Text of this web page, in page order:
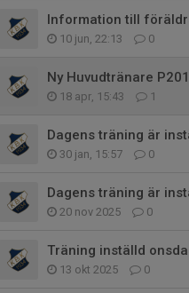
Information till
10 jun, 22:13 0
Ny Huvudtränare
18 apr, 15:43 1
Dagens träning är
30 jan, 15:57 0
Dagens träning är
20 nov 2025 0
Träning inställd
13 okt 2025 0